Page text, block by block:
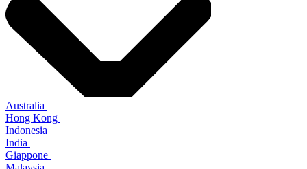
Australia
Hong Kong
Indonesia
India
Giappone